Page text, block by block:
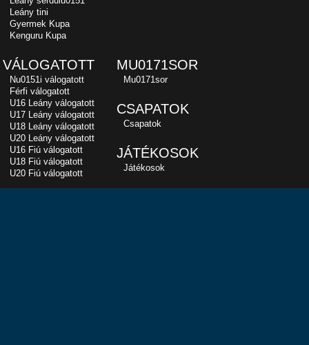
Leány tini
Gyermek Kupa
Kenguru Kupa
VÁLOGATOTT
Nu0151i válogatott
Férfi válogatott
U16 Leány válogatott
U17 Leány válogatott
U18 Leány válogatott
U20 Leány válogatott
U16 Fiú válogatott
U18 Fiú válogatott
U20 Fiú válogatott
MU0171SOR
Mu0171sor
CSAPATOK
Csapatok
JÁTÉKOSOK
Játékosok